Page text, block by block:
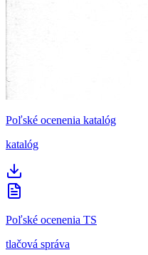
Poľské ocenenia katalóg
katalóg
Poľské ocenenia TS
tlačová správa